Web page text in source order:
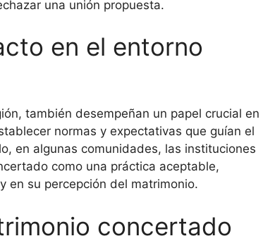
una unión propuesta.
en el entorno
también desempeñan un papel crucial en
normas y expectativas que guían el
en algunas comunidades, las instituciones
como una práctica aceptable,
en su percepción del matrimonio.
concertado